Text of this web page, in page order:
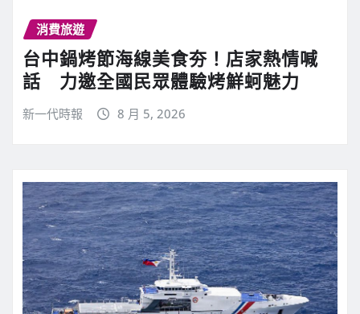
消費旅遊
台中鍋烤節海線美食夯！店家熱情喊
話 力邀全國民眾體驗烤鮮蚵魅力
新一代時報 8 月 5, 2026